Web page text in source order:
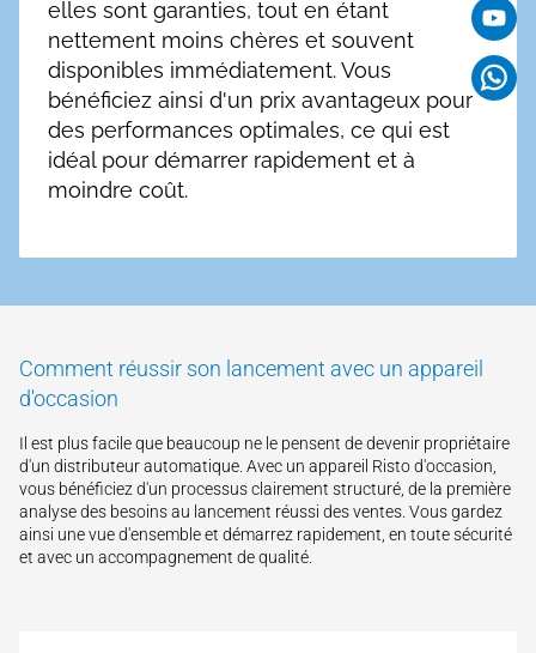
elles sont garanties, tout en étant
nettement moins chères et souvent
disponibles immédiatement. Vous
bénéficiez ainsi d'un prix avantageux pour
des performances optimales, ce qui est
idéal pour démarrer rapidement et à
moindre coût.
Comment réussir son lancement avec un appareil
d'occasion
Il est plus facile que beaucoup ne le pensent de devenir propriétaire
d'un distributeur automatique. Avec un appareil Risto d'occasion,
vous bénéficiez d'un processus clairement structuré, de la première
analyse des besoins au lancement réussi des ventes. Vous gardez
ainsi une vue d'ensemble et démarrez rapidement, en toute sécurité
et avec un accompagnement de qualité.